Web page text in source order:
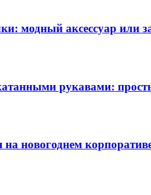
модный аксессуар или
рукавами:
на новогоднем